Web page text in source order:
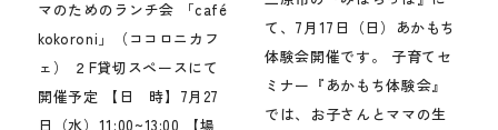
マのためのランチ会 「café
kokoroni」（ココロニカフ
ェ） ２F貸切スペースにて
開催予定 【日 時】7月27
日（水）11:00~13:00 【場
て、7月17日（日）あかもち
体験会開催です。 子育てセ
ミナー『あかもち体験会』
では、お子さんとママの生